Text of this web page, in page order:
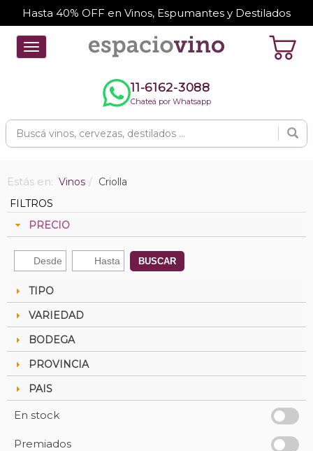
Hasta 40% OFF en Vinos, Espumantes y Destilados
Toggle
navigation
11-6162-3088
Chateá por Whatsapp
Estás en: Vinos
Criolla
FILTROS
PRECIO
BUSCAR
TIPO
VARIEDAD
BODEGA
PROVINCIA
PAIS
En stock
Premiados